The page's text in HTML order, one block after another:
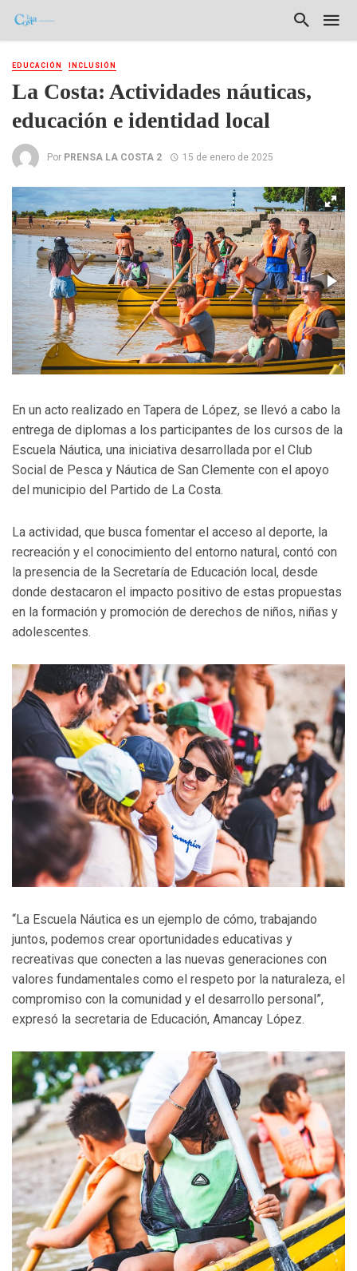
EDUCACIÓN INCLUSIÓN
La Costa: Actividades náuticas,
educación e identidad local
Por PRENSA LA COSTA 2 15 de enero de 2025
En un acto realizado en Tapera de López, se llevó a cabo la
entrega de diplomas a los participantes de los cursos de la
Escuela Náutica, una iniciativa desarrollada por el Club
Social de Pesca y Náutica de San Clemente con el apoyo
del municipio del Partido de La Costa.
La actividad, que busca fomentar el acceso al deporte, la
recreación y el conocimiento del entorno natural, contó con
la presencia de la Secretaría de Educación local, desde
donde destacaron el impacto positivo de estas propuestas
en la formación y promoción de derechos de niños, niñas y
adolescentes.
“La Escuela Náutica es un ejemplo de cómo, trabajando
juntos, podemos crear oportunidades educativas y
recreativas que conecten a las nuevas generaciones con
valores fundamentales como el respeto por la naturaleza, el
compromiso con la comunidad y el desarrollo personal”,
expresó la secretaria de Educación, Amancay López.